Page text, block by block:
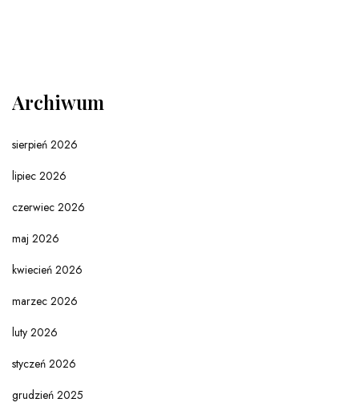
Archiwum
sierpień 2026
lipiec 2026
czerwiec 2026
maj 2026
kwiecień 2026
marzec 2026
luty 2026
styczeń 2026
grudzień 2025